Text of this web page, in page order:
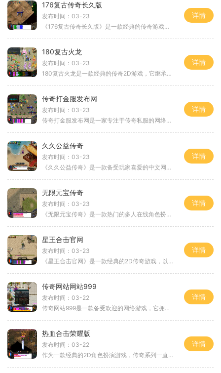
176复古传奇长久版
发布时间：03-23
《176复古传奇长久版》是一款经典的传奇游戏，以其简单易懂的2D画面和丰富多样的角色扮演玩法，吸引了无数玩家的关注和喜爱。作为一款万人在线的游戏，它为每个玩家提供了一个独
详情
180复古火龙
发布时间：03-23
180复古火龙是一款经典的传奇2D游戏，它继承了传奇游戏的特点，以角色扮演为主题，以万人在线、玩家互动、装备打造等特色为支撑，为玩家带来了极佳的游戏体验。180复古火龙的最大
详情
传奇打金服发布网
发布时间：03-23
传奇打金服发布网是一家专注于传奇私服的网络平台。传奇私服是一款经典的多人在线角色扮演游戏，具有高自由度和极为刺激的战斗体验。作为一个热衷于传奇私服的玩家，我将在下
详情
久久公益传奇
发布时间：03-23
《久久公益传奇》是一款备受玩家喜爱的中文网络游戏，这款游戏在游戏玩法上推陈出新，深受广大玩家的青睐。下面将为大家详细介绍这款游戏的玩法。游戏内的职业种类丰富多样，
详情
无限元宝传奇
发布时间：03-23
《无限元宝传奇》是一款热门的多人在线角色扮演游戏，以其精美的画面、丰富的游戏内容和刺激的玩法而备受玩家热捧。本游戏为玩家提供了一个奇幻的仙侠世界，让玩家可以尽情展
详情
星王合击官网
发布时间：03-23
《星王合击官网》是一款经典的2D传奇游戏，以角色扮演为核心，提供了万人在线的玩家互动环境。玩家可以扮演各种职业角色，通过完成剧情任务，探索广阔的游戏世界并与其他玩家互
详情
传奇网站网站999
发布时间：03-22
传奇网站999是一款备受欢迎的网络游戏，它拥有丰富的玩法和精彩的故事情节，为玩家提供了一个真实而又充满冒险的游戏世界。传奇网站999的游戏背景设定在一个神秘的幻想大陆上，
详情
热血合击荣耀版
发布时间：03-22
作为一款经典的2D角色扮演游戏，传奇系列一直以来都备受玩家们的喜爱和追捧。而最新推出的《热血合击荣耀版》则进一步提升了游戏体验，让玩家们感受到更加刺激和激情的战斗乐趣
详情